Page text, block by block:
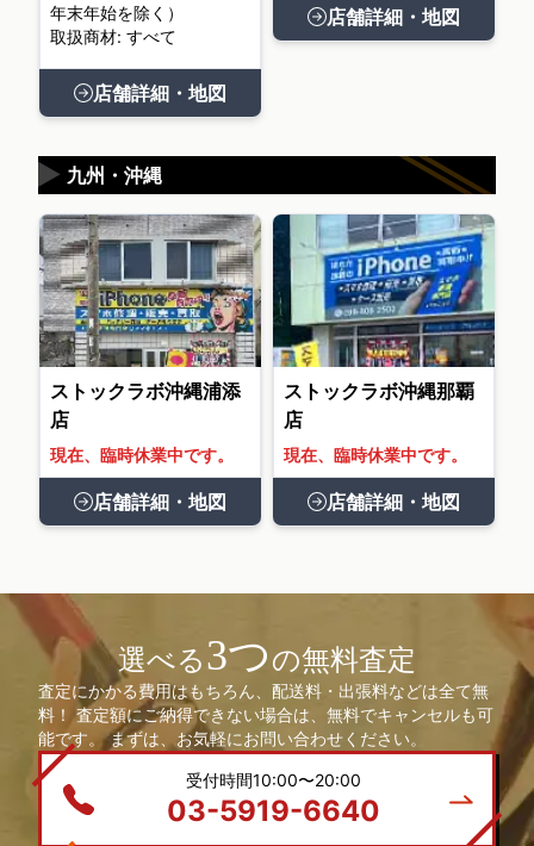
年末年始を除く）
取扱商材: すべて
店舗詳細・地図
店舗詳細・地図
九州・沖縄
▶
ストックラボ沖縄浦添
店
現在、臨時休業中です。
店舗詳細・地図
ストックラボ沖縄那覇
店
現在、臨時休業中です。
店舗詳細・地図
選べる3つの無料査定
査定にかかる費用はもちろん、配送料・出張料などは全て無
料！ 査定額にご納得できない場合は、無料でキャンセルも可
能です。 まずは、お気軽にお問い合わせください。
受付時間10:00〜20:00
03-5919-6640